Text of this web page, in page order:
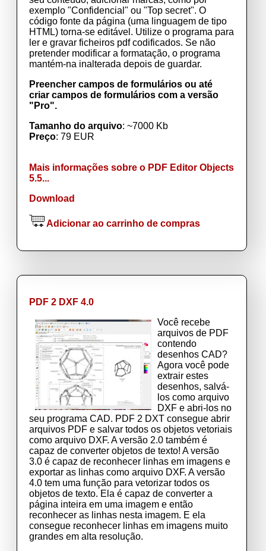
exemplo "Confidencial" ou "Top secret". O
código fonte da página (uma linguagem de tipo
HTML) torna-se editável. Utilize o programa para
ler e gravar ficheiros pdf codificados. Se não
pretender modificar a formatação, o programa
mantém-na inalterada depois de guardar.
Preencher campos de formulários ou até
criar campos de formulários com a versão
"Pro".
Tamanho do arquivo: ~7000 Kb
Preço: 79 EUR
Mais informações sobre o PDF Editor Objects
5.5...
Download
Adicionar ao carrinho de compras
PDF 2 DXF 4.0
Você recebe
arquivos de PDF
contendo
desenhos CAD?
Agora você pode
extrair estes
desenhos, salvá-
los como arquivo
DXF e abri-los no
seu programa CAD. PDF 2 DXT consegue abrir
arquivos PDF e salvar todos os objetos vetoriais
como arquivo DXF. A versão 2.0 também é
capaz de converter objetos de texto! A versão
3.0 é capaz de reconhecer linhas em imagens e
exportar as linhas como arquivo DXF. A versão
4.0 tem uma função para vetorizar todos os
objetos de texto. Ela é capaz de converter a
página inteira em uma imagem e então
reconhecer as linhas nesta imagem. E ela
consegue reconhecer linhas em imagens muito
grandes em alta resolução.